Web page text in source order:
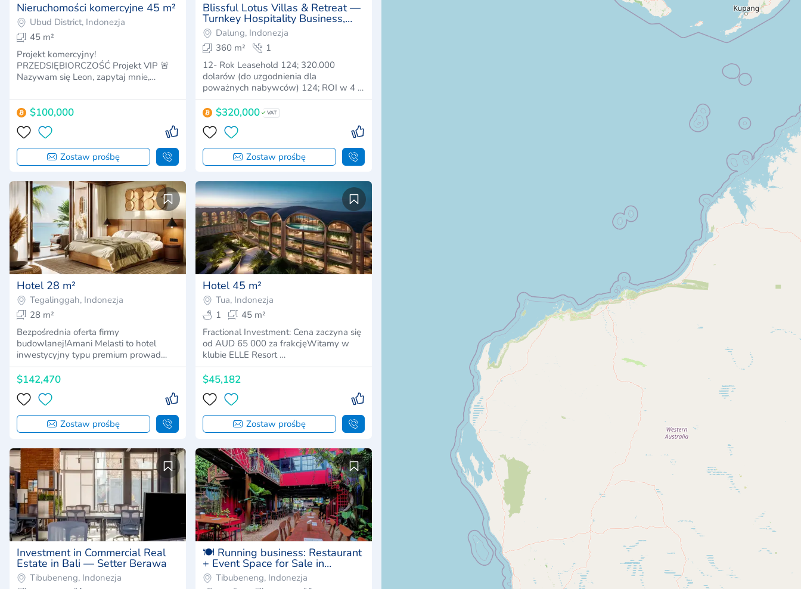
Nieruchomości komercyjne 45 m²
Ubud District, Indonezja
45 m²
Projekt komercyjny!
PRZEDSIĘBIORCZOŚĆ Projekt VIP 🚨
Nazywam się Leon, zapytaj mnie,
$100,000
Zostaw prośbę
Blissful Lotus Villas & Retreat —
Turnkey Hospitality Business,
BaliDalung, Indonezja
360 m²
1
12- Rok Leasehold 124; 320.000
dolarów (do uzgodnienia dla
poważnych nabywców) 124; ROI w 4 …
$320,000 VAT
Zostaw prośbę
Hotel 28 m²
Tegalinggah, Indonezja
28 m²
Bezpośrednia oferta firmy
budowlanej!Amani Melasti to hotel
inwestycyjny typu premium prowad…
$142,470
Zostaw prośbę
Hotel 45 m²
Tua, Indonezja
1
45 m²
Fractional Investment: Cena zaczyna się
od AUD 65 000 za frakcjęWitamy w
klubie ELLE Resort …
$45,182
Zostaw prośbę
Investment in Commercial Real
Estate in Bali — Setter Berawa
Tibubeneng, Indonezja
🍽️ Running business: Restaurant
+ Event Space for Sale in
Canggu, Bali 🌴
Tibubeneng, Indonezja